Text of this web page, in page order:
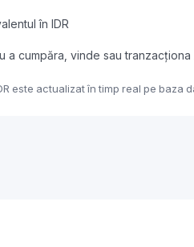
în IDR
a cumpăra, vinde sau tranzacționa
este actualizat în timp real pe baza